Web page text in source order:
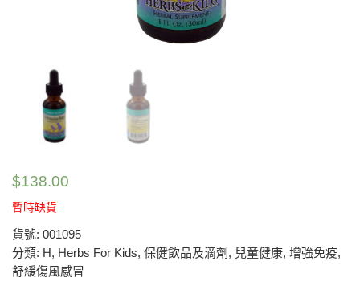
$138.00
暫時缺貨
貨號: 001095
分類: H, Herbs For Kids, 保健飲品及滴劑 , 兒童健康, 增強免疫,
舒緩傷風感冒